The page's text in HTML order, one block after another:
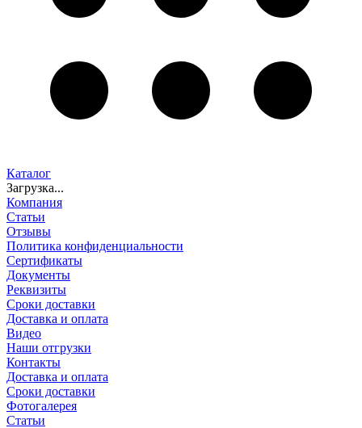
Каталог
Загрузка...
Компания
Статьи
Отзывы
Политика конфиденциальности
Сертификаты
Документы
Реквизиты
Сроки доставки
Доставка и оплата
Видео
Наши отгрузки
Контакты
Доставка и оплата
Сроки доставки
Фотогалерея
Статьи